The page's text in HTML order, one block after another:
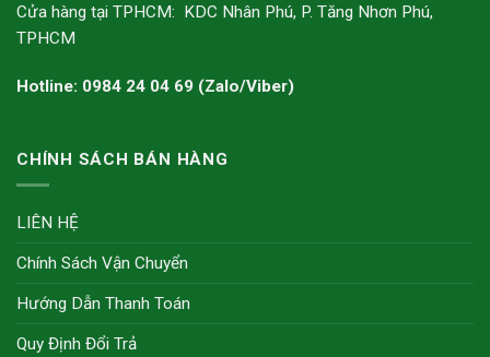
Cửa hàng tại TPHCM: KDC Nhân Phú, P. Tăng Nhơn Phú,
TPHCM
Hotline: 0984 24 04 69 (Zalo/Viber)
CHÍNH SÁCH BÁN HÀNG
LIÊN HỆ
Chính Sách Vận Chuyển
Hướng Dẫn Thanh Toán
Quy Định Đổi Trả